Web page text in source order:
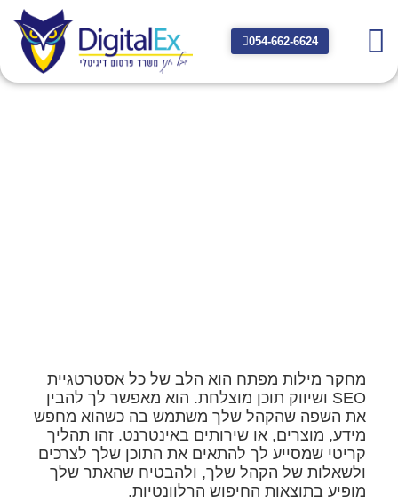
054-662-6624
מחקר מילות מפתח הוא הלב של כל אסטרטגיית
SEO ושיווק תוכן מוצלחת. הוא מאפשר לך להבין
את השפה שהקהל שלך משתמש בה כשהוא מחפש
מידע, מוצרים, או שירותים באינטרנט. זהו תהליך
קריטי שמסייע לך להתאים את התוכן שלך לצרכים
ולשאלות של הקהל שלך, ולהבטיח שהאתר שלך
מופיע בתוצאות החיפוש הרלוונטיות.